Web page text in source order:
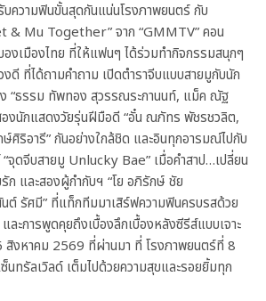
ความฟินขั้นสุดกันแน่นโรงภาพยนตร์ กับ
& Mu Together” จาก “GMMTV” คอน
องเมืองไทย ที่ให้แฟนๆ ได้ร่วมทำกิจกรรมสนุกๆ
ดี ที่ได้ถามคำถาม เปิดตำราจีบแบบสายมูกับนัก
“ธรรม ทัพทอง สุวรรณระกานนท์, แม็ค ณัฐ
งนักแสดงวัยรุ่นฝีมือดี “อั๋น ณภัทร พัชรชวลิต,
ริอารี” กันอย่างใกล้ชิด และอินทุกอารมณ์ไปกับ
จุดจีบสายมู Unlucky Bae” เมื่อคำสาป…เปลี่ยน
ก และสองผู้กำกับฯ “โย อภิรักษ์ ชัย
ต์ รัศมี” ที่แท็กทีมมาเสิร์ฟความฟินครบรสด้วย
ละการพูดคุยถึงเบื้องลึกเบื้องหลังซีรีส์แบบเจาะ
งหาคม 2569 ที่ผ่านมา ที่ โรงภาพยนตร์ที่ 8
ซ็นทรัลเวิลด์ เต็มไปด้วยความสุขและรอยยิ้มทุก